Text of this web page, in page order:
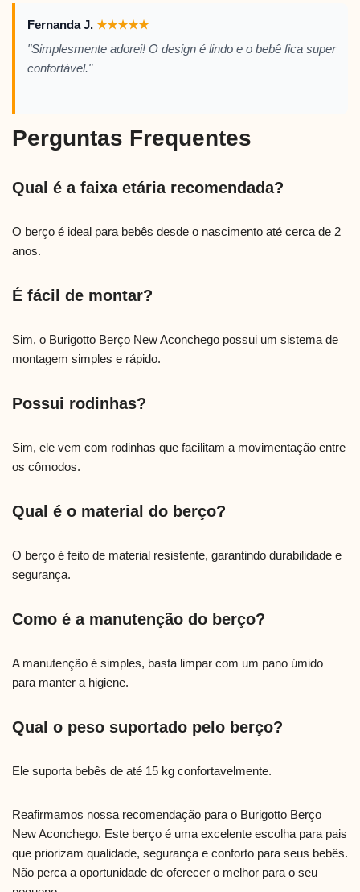
Fernanda J. ★★★★★
"Simplesmente adorei! O design é lindo e o bebê fica super
confortável."
Perguntas Frequentes
Qual é a faixa etária recomendada?
O berço é ideal para bebês desde o nascimento até cerca de 2
anos.
É fácil de montar?
Sim, o Burigotto Berço New Aconchego possui um sistema de
montagem simples e rápido.
Possui rodinhas?
Sim, ele vem com rodinhas que facilitam a movimentação entre
os cômodos.
Qual é o material do berço?
O berço é feito de material resistente, garantindo durabilidade e
segurança.
Como é a manutenção do berço?
A manutenção é simples, basta limpar com um pano úmido
para manter a higiene.
Qual o peso suportado pelo berço?
Ele suporta bebês de até 15 kg confortavelmente.
Reafirmamos nossa recomendação para o Burigotto Berço
New Aconchego. Este berço é uma excelente escolha para pais
que priorizam qualidade, segurança e conforto para seus bebês.
Não perca a oportunidade de oferecer o melhor para o seu